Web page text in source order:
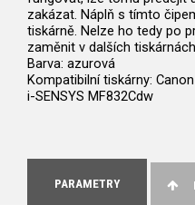
zakázat. Náplň s tímto
tiskárně. Nelze ho tedy po
zaměnit v dalších
Barva: azurová
Kompatibilní tiskárny:
i-SENSYS MF832Cdw
PARAMETRY